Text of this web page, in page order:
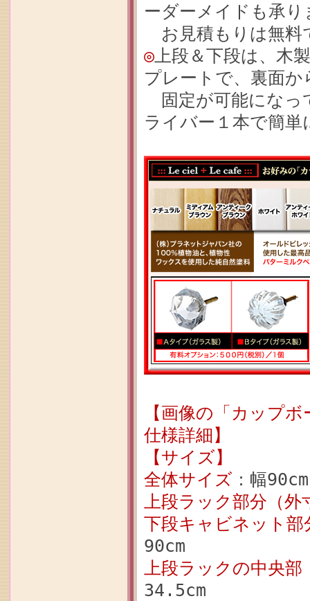
ーダーメイドも承り
お見積もりは無料
◎上段＆下段は、木
プレートで、裏面
固定が可能になっ
ライバー１本で簡
【画像の「カップ
仕様詳細】
【サイズ】
全体サイズ ：幅
上段ラック部分（外
下段キャビネット部
90cm
上段ラックの中央部
34.5cm